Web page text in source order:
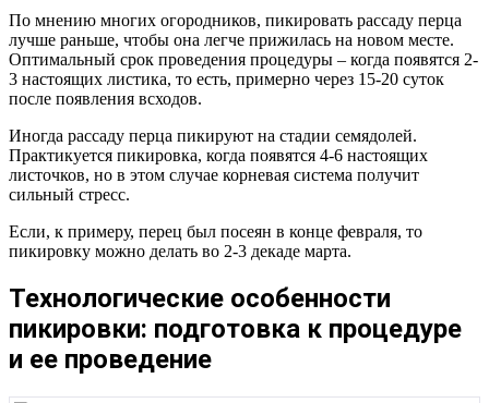
По мнению многих огородников, пикировать рассаду перца
лучше раньше, чтобы она легче прижилась на новом месте.
Оптимальный срок проведения процедуры – когда появятся 2-
3 настоящих листика, то есть, примерно через 15-20 суток
после появления всходов.
Иногда рассаду перца пикируют на стадии семядолей.
Практикуется пикировка, когда появятся 4-6 настоящих
листочков, но в этом случае корневая система получит
сильный стресс.
Если, к примеру, перец был посеян в конце февраля, то
пикировку можно делать во 2-3 декаде марта.
Технологические особенности
пикировки: подготовка к процедуре
и ее проведение